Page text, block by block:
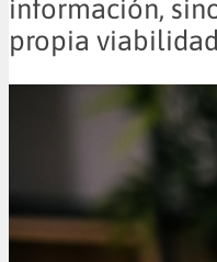
información,
propia